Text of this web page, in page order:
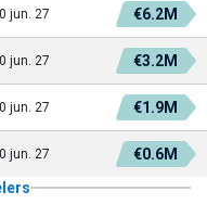
jun. 27 €6.2M
jun. 27 €3.2M
jun. 27 €1.9M
jun. 27
€0.6M